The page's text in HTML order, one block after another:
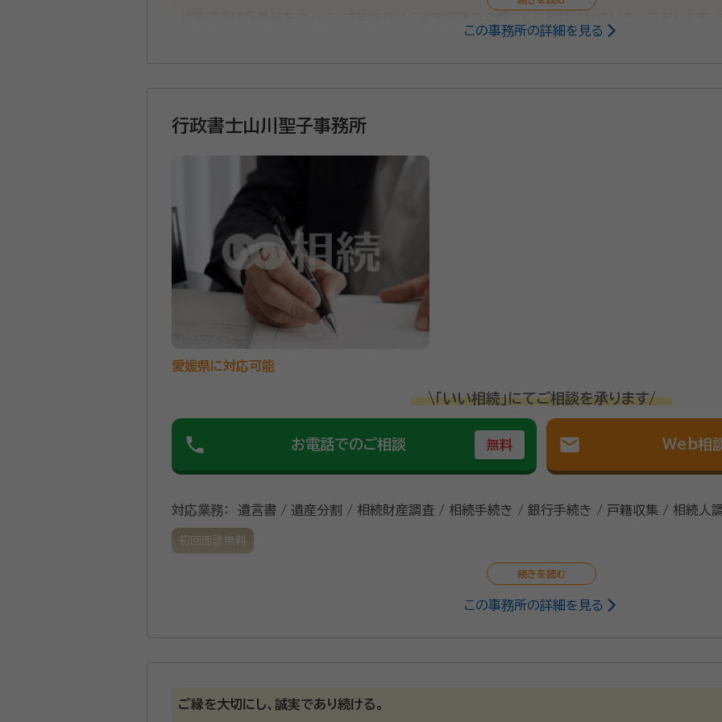
この事務所の詳細を見る
行政書士山川聖子事務所
愛媛県に対応可能
\「いい相続」にてご相談を承ります/
phone お電話でのご相談 無料 mail Web相
対応業務： 遺言書 / 遺産分割 / 相続財産調査 / 相続手続き / 銀行手続き / 戸籍収集 / 相続人
初回面談無料
この事務所の詳細を見る
ご縁を大切にし、誠実であり続ける。